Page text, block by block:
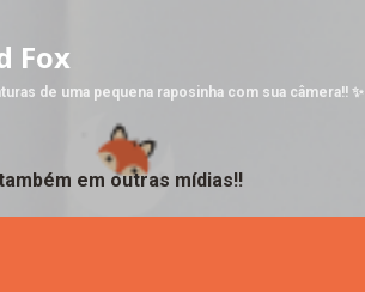
Fox
de uma pequena raposinha com sua câmera!! ✨
em outras mídias!!